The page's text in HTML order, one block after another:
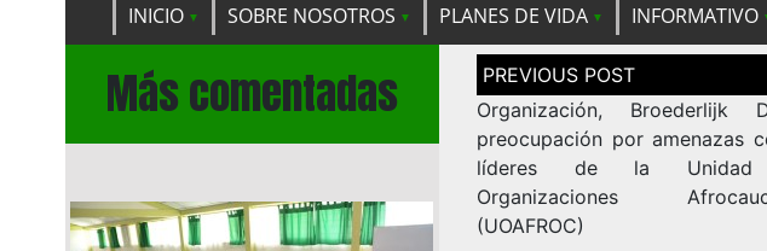
INICIO SOBRE NOSOTROS PLANES DE VIDA INFORMATIVO
Más comentadas
Navegación
de
entradas
Organización, Broederlijk
preocupación por amenazas
líderes de la
Organizaciones
(UOAFROC)